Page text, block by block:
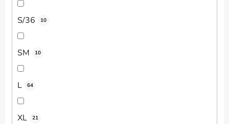
S/36 10
SM 10
L 64
XL 21